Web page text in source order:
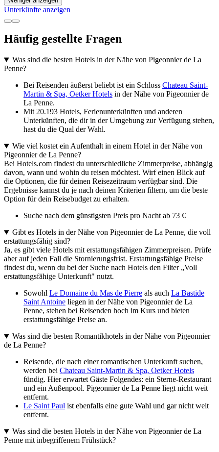
Unterkünfte anzeigen
Häufig gestellte Fragen
Was sind die besten Hotels in der Nähe von Pigeonnier de La
Penne?
Bei Reisenden äußerst beliebt ist ein Schloss Chateau Saint-
Martin & Spa, Oetker Hotels in der Nähe von Pigeonnier de
La Penne.
Mit 20.193 Hotels, Ferienunterkünften und anderen
Unterkünften, die dir in der Umgebung zur Verfügung stehen,
hast du die Qual der Wahl.
Wie viel kostet ein Aufenthalt in einem Hotel in der Nähe von
Pigeonnier de La Penne?
Bei Hotels.com findest du unterschiedliche Zimmerpreise, abhängig
davon, wann und wohin du reisen möchtest. Wirf einen Blick auf
die Optionen, die für deinen Reisezeitraum verfügbar sind. Die
Ergebnisse kannst du je nach deinen Kriterien filtern, um die beste
Option für dein Reisebudget zu erhalten.
Suche nach dem günstigsten Preis pro Nacht ab 73 €
Gibt es Hotels in der Nähe von Pigeonnier de La Penne, die voll
erstattungsfähig sind?
Ja, es gibt viele Hotels mit erstattungsfähigen Zimmerpreisen. Prüfe
aber auf jeden Fall die Stornierungsfrist. Erstattungsfähige Preise
findest du, wenn du bei der Suche nach Hotels den Filter „Voll
erstattungsfähige Unterkunft" nutzt.
Sowohl Le Domaine du Mas de Pierre als auch La Bastide
Saint Antoine liegen in der Nähe von Pigeonnier de La
Penne, stehen bei Reisenden hoch im Kurs und bieten
erstattungsfähige Preise an.
Was sind die besten Romantikhotels in der Nähe von Pigeonnier
de La Penne?
Reisende, die nach einer romantischen Unterkunft suchen,
werden bei Chateau Saint-Martin & Spa, Oetker Hotels
fündig. Hier erwartet Gäste Folgendes: ein Sterne-Restaurant
und ein Außenpool. Pigeonnier de La Penne liegt nicht weit
entfernt.
Le Saint Paul ist ebenfalls eine gute Wahl und gar nicht weit
entfernt.
Was sind die besten Hotels in der Nähe von Pigeonnier de La
Penne mit inbegriffenem Frühstück?